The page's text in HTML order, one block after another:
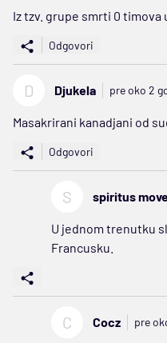
Iz tzv. grupe smrti 0 timova
Odgovori
D Djukela pre oko 2
Masakrirani kanadjani od
Odgovori
S spiritus
U jednom trenutku
Francusku.
C Cocz pre